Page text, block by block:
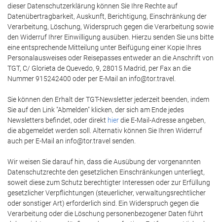
dieser Datenschutzerklärung können Sie Ihre Rechte auf
Datenübertragbarkeit, Auskunft, Berichtigung, Einschränkung der
Verarbeitung, Löschung, Widerspruch gegen die Verarbeitung sowie
den Widerruf Ihrer Einwilligung ausüben. Hierzu senden Sie uns bitte
eine entsprechende Mitteilung unter Beifügung einer Kopie Ihres
Personalausweises oder Reisepasses entweder an die Anschrift von
TGT, C/ Glorieta de Quevedo, 9, 28015 Madrid, per Fax an die
Nummer 915242400 oder per E-Mail an info@tor.travel.
Sie können den Erhalt der TGT-Newsletter jederzeit beenden, indem
Sie auf den Link "Abmelden" klicken, der sich am Ende jedes
Newsletters befindet, oder direkt hierdie E-Mail-Adresse angeben,
die abgemeldet werden soll. Alternativ können Sie Ihren Widerruf
auch per E-Mail an info@tor.travel senden.
Wir weisen Sie darauf hin, dass die Ausübung der vorgenannten
Datenschutzrechte den gesetzlichen Einschränkungen unterliegt,
soweit diese zum Schutz berechtigter Interessen oder zur Erfüllung
gesetzlicher Verpflichtungen (steuerlicher, verwaltungsrechtlicher
oder sonstiger Art) erforderlich sind. Ein Widerspruch gegen die
Verarbeitung oder die Löschung personenbezogener Daten führt